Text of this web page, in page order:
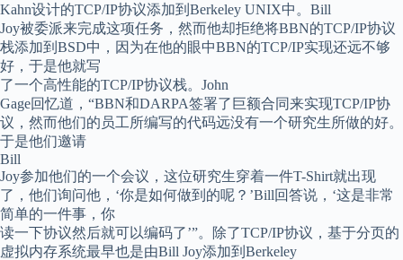
Kahn设计的TCP/IP协议添加到Berkeley UNIX中。Bill
Joy被委派来完成这项任务，然而他却拒绝将BBN的TCP/IP协议
栈添加到BSD中，因为在他的眼中BBN的TCP/IP实现还远不够
好，于是他就写
了一个高性能的TCP/IP协议栈。John
Gage回忆道，“BBN和DARPA签署了巨额合同来实现TCP/IP协
议，然而他们的员工所编写的代码远没有一个研究生所做的好。
于是他们邀请
Bill
Joy参加他们的一个会议，这位研究生穿着一件T-Shirt就出现
了，他们询问他，‘你是如何做到的呢？’Bill回答说，‘这是非常
简单的一件事，你
读一下协议然后就可以编码了’”。除了TCP/IP协议，基于分页的
虚拟内存系统最早也是由Bill Joy添加到Berkeley